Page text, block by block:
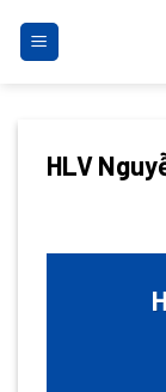
qua
HLV